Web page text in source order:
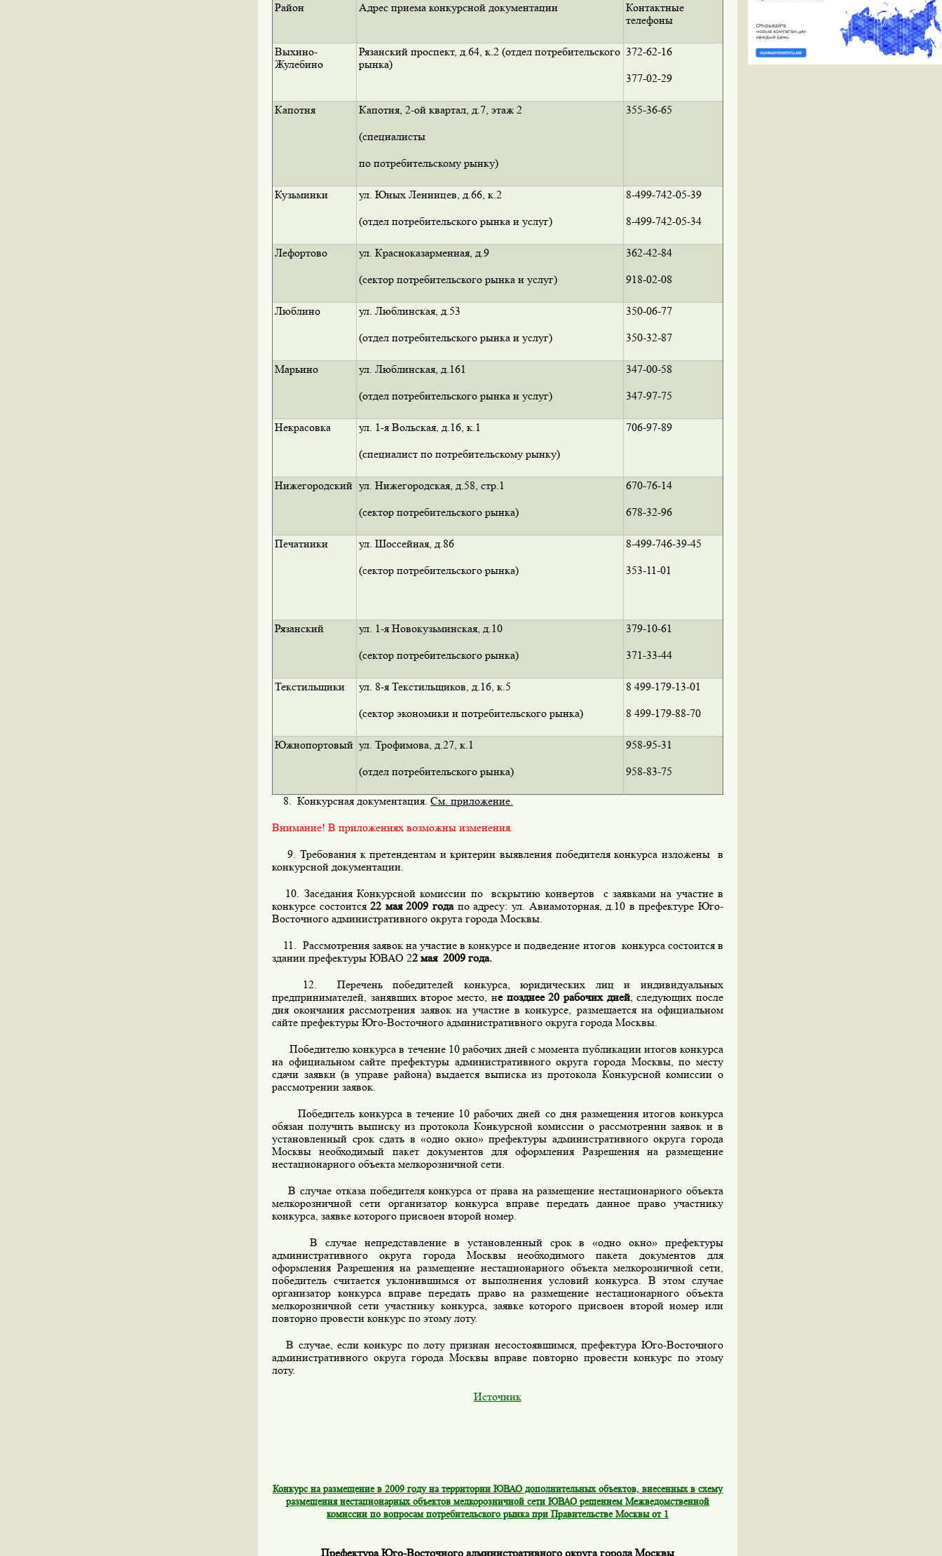
Район Адрес приема конкурсной документации
Контактные
телефоны
Выхино-
Жулебино
Рязанский проспект, д.64, к.2 (отдел потребительского
рынка)
372-62-16
377-02-29
Капотня
Капотня, 2-ой квартал, д.7, этаж 2
(специалисты
по потребительскому рынку)
355-36-65
Кузьминки
ул. Юных Ленинцев, д.66, к.2
(отдел потребительского рынка и услуг)
8-499-742-05-39
8-499-742-05-34
Лефортово
ул. Красноказарменная, д.9
(сектор потребительского рынка и услуг)
362-42-84
918-02-08
Люблино
ул. Люблинская, д.53
(отдел потребительского рынка и услуг)
350-06-77
350-32-87
Марьино
ул. Люблинская, д.161
(отдел потребительского рынка и услуг)
347-00-58
347-97-75
Некрасовка
ул. 1-я Вольская, д.16, к.1
(специалист по потребительскому рынку)
706-97-89
Нижегородский ул. Нижегородская, д.58, стр.1
(сектор потребительского рынка)
670-76-14
678-32-96
Печатники
ул. Шоссейная, д.86
(сектор потребительского рынка)
8-499-746-39-45
353-11-01
Рязанский
ул. 1-я Новокузьминская, д.10
(сектор потребительского рынка)
379-10-61
371-33-44
Текстильщики
ул. 8-я Текстильщиков, д.16, к.5
(сектор экономики и потребительского рынка)
8 499-179-13-01
8 499-179-88-70
Южнопортовый ул. Трофимова, д.27, к.1
(отдел потребительского рынка)
958-95-31
958-83-75
8. Конкурсная документация. См. приложение.
Внимание! В приложениях возможны изменения.
9. Требования к претендентам и критерии выявления победителя конкурса изложены в
конкурсной документации.
10. Заседания Конкурсной комиссии по вскрытию конвертов с заявками на участие в
конкурсе состоится22 мая 2009 годапо адресу: ул. Авиамоторная, д.10 в префектуре Юго-
Восточного административного округа города Москвы.
11. Рассмотрения заявок на участие в конкурсе и подведение итогов конкурса состоится в
здании префектуры ЮВАО 22 мая 2009 года.
12. Перечень победителей конкурса, юридических лиц и индивидуальных
предпринимателей, занявших второе место, не позднее 20 рабочих дней, следующих после
дня окончания рассмотрения заявок на участие в конкурсе, размещается на официальном
сайте префектуры Юго-Восточного административного округа города Москвы.
Победителю конкурса в течение 10 рабочих дней с момента публикации итогов конкурса
на официальном сайте префектуры административного округа города Москвы, по месту
сдачи заявки (в управе района) выдается выписка из протокола Конкурсной комиссии о
рассмотрении заявок.
Победитель конкурса в течение 10 рабочих дней со дня размещения итогов конкурса
обязан получить выписку из протокола Конкурсной комиссии о рассмотрении заявок и в
установленный срок сдать в «одно окно» префектуры административного округа города
Москвы необходимый пакет документов для оформления Разрешения на размещение
нестационарного объекта мелкорозничной сети.
В случае отказа победителя конкурса от права на размещение нестационарного объекта
мелкорозничной сети организатор конкурса вправе передать данное право участнику
конкурса, заявке которого присвоен второй номер.
В случае непредставление в установленный срок в «одно окно» префектуры
административного округа города Москвы необходимого пакета документов для
оформления Разрешения на размещение нестационарного объекта мелкорозничной сети,
победитель считается уклонившимся от выполнения условий конкурса. В этом случае
организатор конкурса вправе передать право на размещение нестационарного объекта
мелкорозничной сети участнику конкурса, заявке которого присвоен второй номер или
повторно провести конкурс по этому лоту.
В случае, если конкурс по лоту признан несостоявшимся, префектура Юго-Восточного
административного округа города Москвы вправе повторно провести конкурс по этому
лоту.
Источник
Конкурс на размещение в 2009 году на территории ЮВАО дополнительных объектов, внесенных в схему
размещения нестационарных объектов мелкорозничной сети ЮВАО решением Межведомственной
комиссии по вопросам потребительского рынка при Правительстве Москвы от 1
Префектура Юго-Восточного административного округа города Москвы